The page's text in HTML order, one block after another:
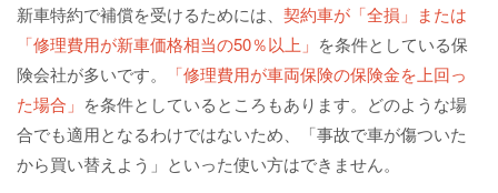
新車特約で補償を受けるためには、 契約車が「全損」または
「修理費用が新車価格相当の50％以上」 を条件としている保
険会社が多いです。
「修理費用が車両保険の保険金を上回っ
た場合」 を条件としているところもあります。どのような場
合でも適用となるわけではないため、「事故で車が傷ついた
から買い替えよう」といった使い方はできません。